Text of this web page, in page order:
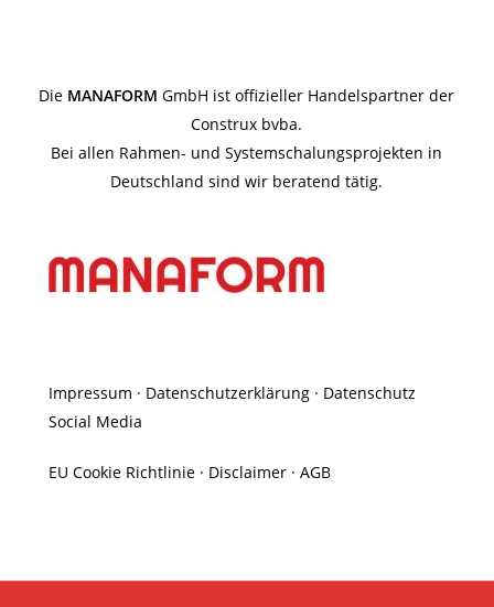
Die MANAFORM GmbH ist offizieller Handelspartner der
Construx bvba.
Bei allen Rahmen- und Systemschalungsprojekten in
Deutschland sind wir beratend tätig.
Impressum · Datenschutzerklärung · Datenschutz
Social Media
EU Cookie Richtlinie · Disclaimer ·AGB